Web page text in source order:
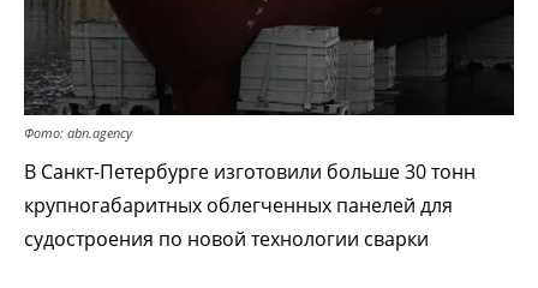
Фото: abn.agency
В Санкт-Петербурге изготовили больше 30 тонн
крупногабаритных облегченных панелей для
судостроения по новой технологии сварки